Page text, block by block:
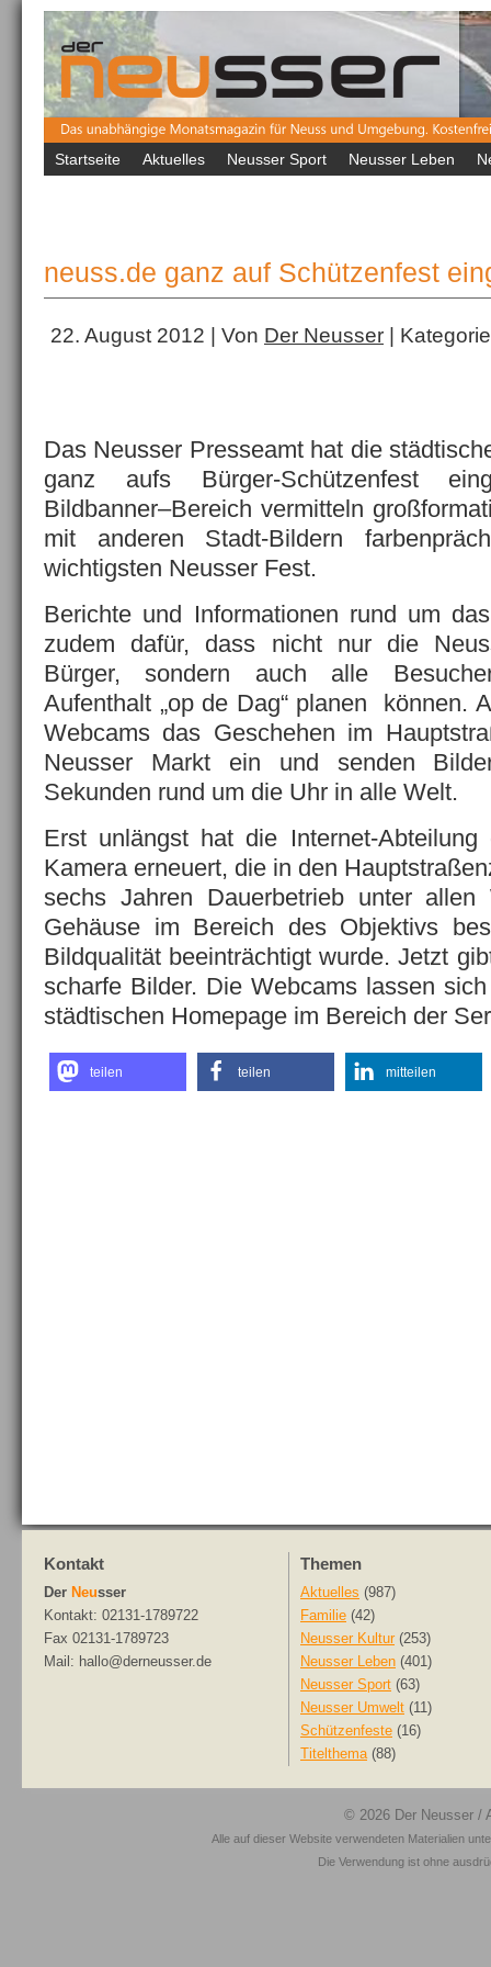
Startseite Aktuelles Neusser Sport Neusser Leben
neuss.de ganz auf Schützenfest
22. August 2012 | Von Der Neusser |
Das Neusser Presseamt hat die
ganz aufs Bürger-Schützenfest
Bildbanner–Bereich vermitteln
mit anderen Stadt-Bildern
wichtigsten Neusser Fest.
Berichte und Informationen rund um
zudem dafür, dass nicht nur die
Bürger, sondern auch alle
Aufenthalt „op de Dag“ planen können.
Webcams das Geschehen im
Neusser Markt ein und senden
Sekunden rund um die Uhr in alle Welt.
Erst unlängst hat die Internet-
Kamera erneuert, die in den
sechs Jahren Dauerbetrieb unter allen
Gehäuse im Bereich des Objektivs
Bildqualität beeinträchtigt wurde. Jetzt
scharfe Bilder. Die Webcams lassen
städtischen Homepage im Bereich der
teilen teilen mitteilen
Kontakt
Der Neusser
Kontakt: 02131-1789722
Fax 02131-1789723
Mail: hallo@derneusser.de
Themen
Aktuelles (987)
Familie (42)
Neusser Kultur (253)
Neusser Leben (401)
Neusser Sport (63)
Neusser Umwelt (11)
Schützenfeste (16)
Titelthema(88)
© 2026 Der Neusser /
Alle auf dieser Website verwendeten Materialien
Die Verwendung ist ohne